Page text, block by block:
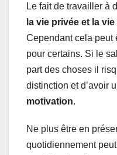
Le fait de travailler à
la vie privée et la
Cependant cela peut
pour certains. Si le
part des choses il
distinction et d’avoir
motivation.
Ne plus être en
quotidiennement